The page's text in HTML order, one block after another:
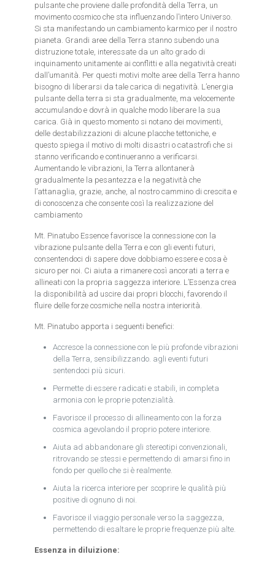
pulsante che proviene dalle profondità della Terra, un
movimento cosmico che sta influenzando l’intero Universo.
Si sta manifestando un cambiamento karmico per il nostro
pianeta. Grandi aree della Terra stanno subendo una
distruzione totale, interessate da un alto grado di
inquinamento unitamente ai conflitti e alla negatività creati
dall’umanità. Per questi motivi molte aree della Terra hanno
bisogno di liberarsi da tale carica di negatività. L’energia
pulsante della terra si sta gradualmente, ma velocemente
accumulando e dovrà in qualche modo liberare la sua
carica. Già in questo momento si notano dei movimenti,
delle destabilizzazioni di alcune placche tettoniche, e
questo spiega il motivo di molti disastri o catastrofi che si
stanno verificando e continueranno a verificarsi.
Aumentando le vibrazioni, la Terra allontanerà
gradualmente la pesantezza e la negatività che
l’attanaglia, grazie, anche, al nostro cammino di crescita e
di conoscenza che consente così la realizzazione del
cambiamento
Mt. Pinatubo Essence favorisce la connessione con la
vibrazione pulsante della Terra e con gli eventi futuri,
consentendoci di sapere dove dobbiamo essere e cosa è
sicuro per noi. Ci aiuta a rimanere così ancorati a terra e
allineati con la propria saggezza interiore. L’Essenza crea
la disponibilità ad uscire dai propri blocchi, favorendo il
fluire delle forze cosmiche nella nostra interiorità.
Mt. Pinatubo apporta i seguenti benefici:
Accresce la connessione con le più profonde vibrazioni
della Terra, sensibilizzando. agli eventi futuri
sentendoci più sicuri.
Permette di essere radicati e stabili, in completa
armonia con le proprie potenzialità.
Favorisce il processo di allineamento con la forza
cosmica agevolando il proprio potere interiore.
Aiuta ad abbandonare gli stereotipi convenzionali,
ritrovando se stessi e permettendo di amarsi fino in
fondo per quello che si è realmente.
Aiuta la ricerca interiore per scoprire le qualità più
positive di ognuno di noi.
Favorisce il viaggio personale verso la saggezza,
permettendo di esaltare le proprie frequenze più alte.
Essenza in diluizione: